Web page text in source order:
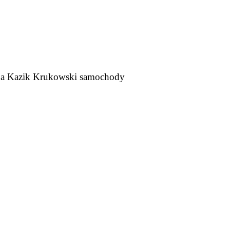
Kazik Krukowski samochody